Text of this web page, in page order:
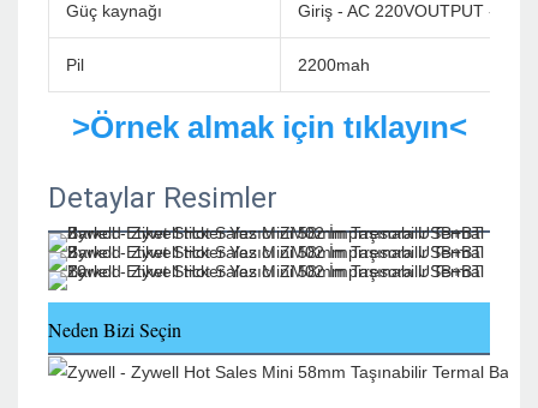
Güç kaynağı Giriş - AC 220VOUTPUT - DC
Pil 2200mah
>Örnek almak için tıklayın<
Detaylar Resimler
Neden Bizi Seçin